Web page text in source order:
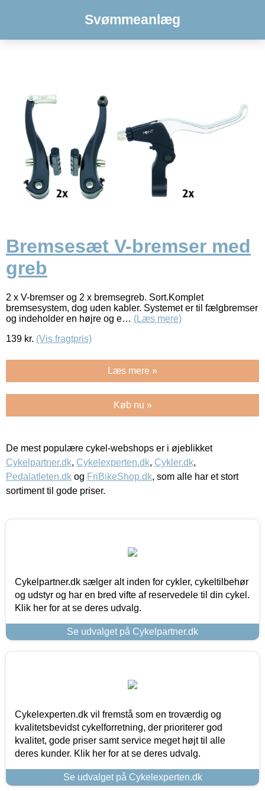
Svømmeanlæg
Bremsesæt V-bremser med
greb
2 x V-bremser og 2 x bremsegreb. Sort.Komplet
bremsesystem, dog uden kabler. Systemet er til fælgbremser
og indeholder en højre og e… (Læs mere)
139 kr. (Vis fragtpris)
Læs mere »
Køb nu »
De mest populære cykel-webshops er i øjeblikket
Cykelpartner.dk, Cykelexperten.dk, Cykler.dk,
Pedalatleten.dk og FriBikeShop.dk, som alle har et stort
sortiment til gode priser.
Cykelpartner.dk sælger alt inden for cykler, cykeltilbehør
og udstyr og har en bred vifte af reservedele til din cykel.
Klik her for at se deres udvalg.
Se udvalget på Cykelpartner.dk
Cykelexperten.dk vil fremstå som en troværdig og
kvalitetsbevidst cykelforretning, der prioriterer god
kvalitet, gode priser samt service meget højt til alle
deres kunder. Klik her for at se deres udvalg.
Se udvalget på Cykelexperten.dk